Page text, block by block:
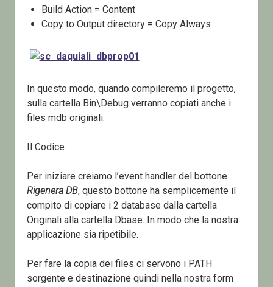
Build Action = Content
Copy to Output directory = Copy Always
In questo modo, quando compileremo il progetto,
sulla cartella Bin\Debug verranno copiati anche i
files mdb originali.
Il Codice
Per iniziare creiamo l’event handler del bottone
Rigenera DB, questo bottone ha semplicemente il
compito di copiare i 2 database dalla cartella
Originali alla cartella Dbase. In modo che la nostra
applicazione sia ripetibile.
Per fare la copia dei files ci servono i PATH
sorgente e destinazione quindi nella nostra form